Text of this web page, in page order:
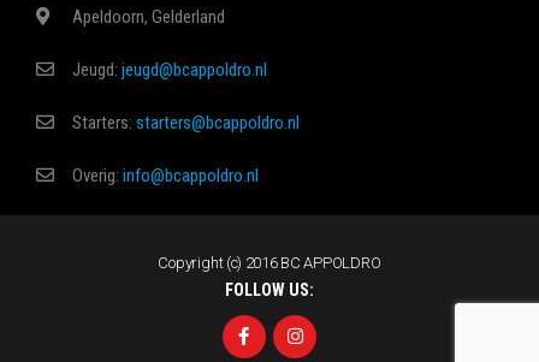
Apeldoorn, Gelderland
Jeugd: jeugd@bcappoldro.nl
Starters: starters@bcappoldro.nl
Overig: info@bcappoldro.nl
Copyright (c) 2016 BC APPOLDRO
FOLLOW US: